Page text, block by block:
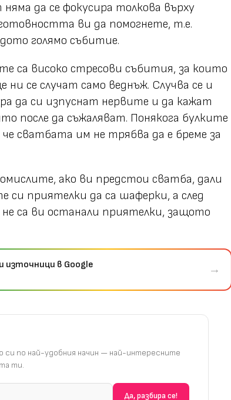
да се фокусира толкова върху
ви да помогнете, т.е.
голямо събитие.
са високо стресови събития, за които
ни се случат само веднъж. Случва се и
да си изпуснат нервите и да кажат
после да съжаляват. Понякога булките
сватбата им не трябва да е бреме за
ако ви предстои сватба, дали
си приятелки да са шаферки, а след
са ви останали приятелки, защото
източници в Google →
по най-удобния начин — най-интересните
ти.